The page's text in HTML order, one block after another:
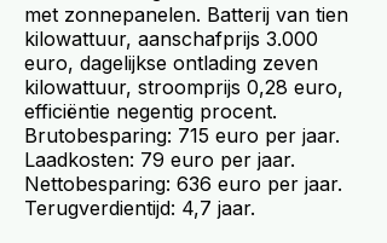
met zonnepanelen. Batterij van tien
kilowattuur, aanschafprijs 3.000
euro, dagelijkse ontlading zeven
kilowattuur, stroomprijs 0,28 euro,
efficiëntie negentig procent.
Brutobesparing: 715 euro per jaar.
Laadkosten: 79 euro per jaar.
Nettobesparing: 636 euro per jaar.
Terugverdientijd: 4,7 jaar.